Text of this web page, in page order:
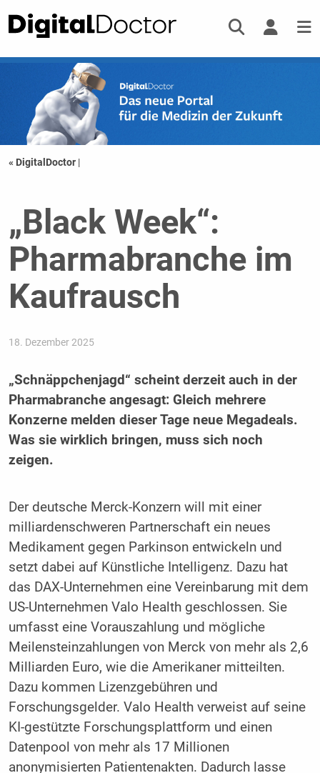
« DigitalDoctor |
„Black Week“:
Pharmabranche im
Kaufrausch
18. Dezember 2025
„Schnäppchenjagd“ scheint derzeit auch in der
Pharmabranche angesagt: Gleich mehrere
Konzerne melden dieser Tage neue Megadeals.
Was sie wirklich bringen, muss sich noch
zeigen.
Der deutsche Merck-Konzern will mit einer
milliardenschweren Partnerschaft ein neues
Medikament gegen Parkinson entwickeln und
setzt dabei auf Künstliche Intelligenz. Dazu hat
das DAX-Unternehmen eine Vereinbarung mit dem
US-Unternehmen Valo Health geschlossen. Sie
umfasst eine Vorauszahlung und mögliche
Meilensteinzahlungen von Merck von mehr als 2,6
Milliarden Euro, wie die Amerikaner mitteilten.
Dazu kommen Lizenzgebühren und
Forschungsgelder. Valo Health verweist auf seine
KI-gestützte Forschungsplattform und einen
Datenpool von mehr als 17 Millionen
anonymisierten Patientenakten. Dadurch lasse